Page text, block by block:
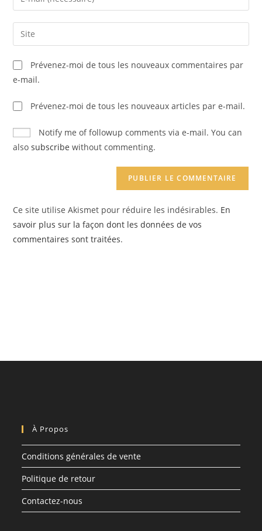
comment
your
email
address
comment
Saisir
l’URL
de
votre
(facultatif)
Prévenez-moi de tous les nouveaux commentaires par
e-mail.
Prévenez-moi de tous les nouveaux articles par e-mail.
Notify me of followup comments via e-mail. You can
alsosubscribe without commenting.
Ce site utilise Akismet pour réduire les indésirables. En
savoir plus sur la façon dont les données de vos
commentaires sont traitées.
À Propos
Conditions générales de vente
Politique de retour
Contactez-nous